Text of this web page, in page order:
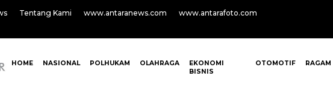
Tentang Kami www.antaranews.com
www.antarafoto.com
HOME NASIONAL POLHUKAM OLAHRAGA
EKONOMI
BISNIS
OTOMOTIF RAGAM